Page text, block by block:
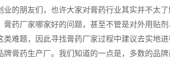
的朋友们，也许大家对膏药行业其实并不太了
膏药厂家哪家好的问题，甚至不管是对外用贴
类难题，因此寻找膏药厂家过程中建议去实地
牌膏药生产厂。我们知道的一点是，多数的品